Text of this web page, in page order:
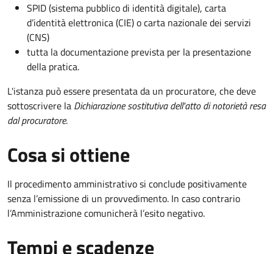
SPID (sistema pubblico di identità digitale), carta
d’identità elettronica (CIE) o carta nazionale dei servizi
(CNS)
tutta la documentazione prevista per la presentazione
della pratica.
L'istanza può essere presentata da un procuratore, che deve
sottoscrivere la Dichiarazione sostitutiva dell'atto di notorietà resa
dal procuratore.
Cosa si ottiene
Il procedimento amministrativo si conclude positivamente
senza l’emissione di un provvedimento. In caso contrario
l’Amministrazione comunicherà l’esito negativo.
Tempi e scadenze